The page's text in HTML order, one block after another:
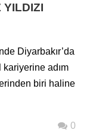
YILDIZI
Diyarbakır’da
adım
biri haline
0